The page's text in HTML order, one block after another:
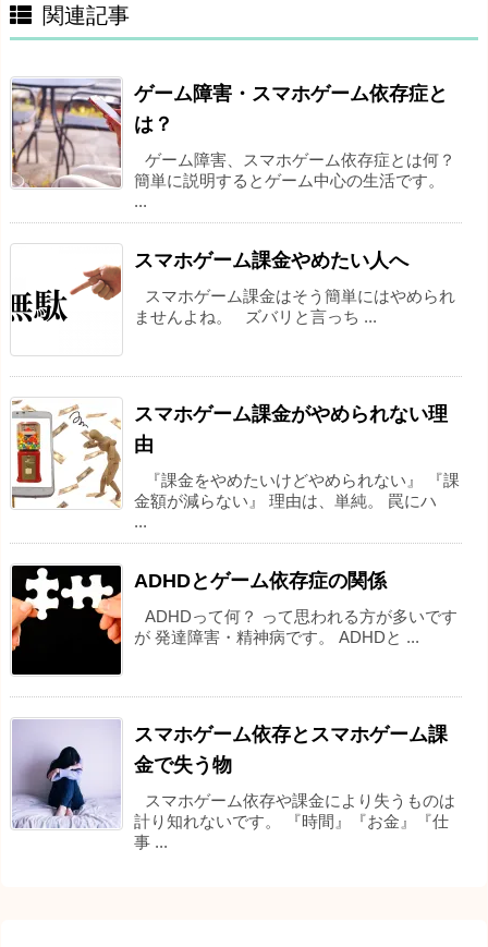
関連記事
ゲーム障害・スマホゲーム依存症と
は？
ゲーム障害、スマホゲーム依存症とは何？
簡単に説明するとゲーム中心の生活です。
...
スマホゲーム課金やめたい人へ
スマホゲーム課金はそう簡単にはやめられ
ませんよね。 ズバリと言っち ...
スマホゲーム課金がやめられない理
由
『課金をやめたいけどやめられない』 『課
金額が減らない』 理由は、単純。 罠にハ
...
ADHDとゲーム依存症の関係
ADHDって何？ って思われる方が多いです
が 発達障害・精神病です。 ADHDと ...
スマホゲーム依存とスマホゲーム課
金で失う物
スマホゲーム依存や課金により失うものは
計り知れないです。 『時間』『お金』『仕
事 ...